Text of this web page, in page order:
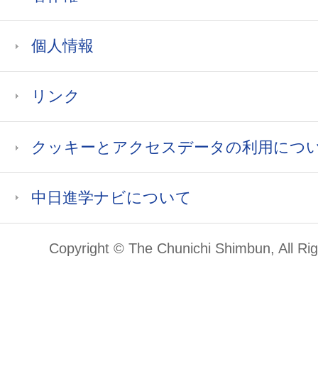
個人情報
リンク
クッキーとアクセスデータの利用につ
中日進学ナビについて
Copyright © The Chunichi Shimbun, All